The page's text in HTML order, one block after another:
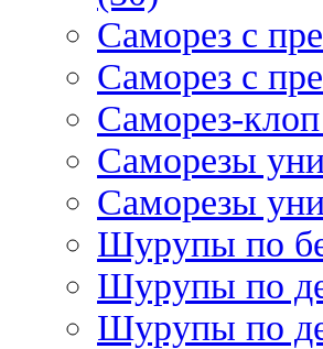
Саморез с
Саморез с
Саморез-
Саморезы
Саморезы
Шурупы по
Шурупы по
Шурупы по